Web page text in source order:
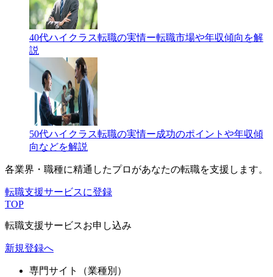
40代ハイクラス転職の実情ー転職市場や年収傾向を解
説
50代ハイクラス転職の実情ー成功のポイントや年収傾
向などを解説
各業界・職種に精通したプロがあなたの転職を支援します。
転職支援サービスに登録
TOP
転職支援サービスお申し込み
新規登録へ
専門サイト（業種別）